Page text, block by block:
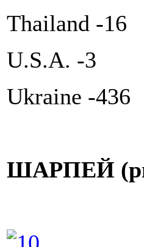
Thailand -16
U.S.A. -3
Ukraine -436
ШАРПЕЙ